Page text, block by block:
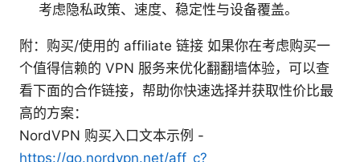
考虑隐私政策、速度、稳定性与设备覆盖。
附：购买/使用的 affiliate 链接 如果你在考虑购买一
个值得信赖的 VPN 服务来优化翻翻墙体验，可以查
看下面的合作链接，帮助你快速选择并获取性价比最
高的方案：
NordVPN 购买入口文本示例 -
https://go.nordvpn.net/aff_c?